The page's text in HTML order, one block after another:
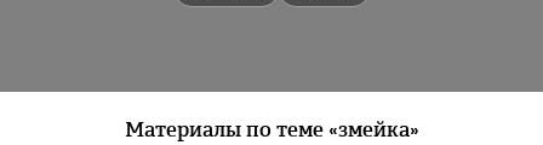
Материалы по теме «змейка»